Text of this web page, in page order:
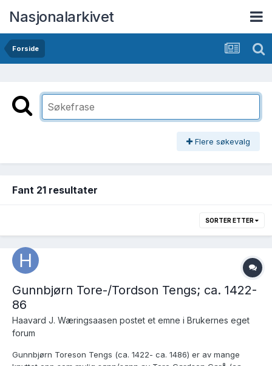
Nasjonalarkivet
Forside
Flere søkevalg
Fant 21 resultater
SORTER ETTER
Gunnbjørn Tore-/Tordson Tengs; ca. 1422-
86
Haavard J. Wæringsaasen postet et emne i Brukernes eget
forum
Gunnbjørn Toreson Tengs (ca. 1422- ca. 1486) er av mange